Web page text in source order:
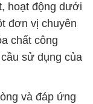
hoạt động dưới
đơn vị chuyên
chất công
sử dụng của
và đáp ứng